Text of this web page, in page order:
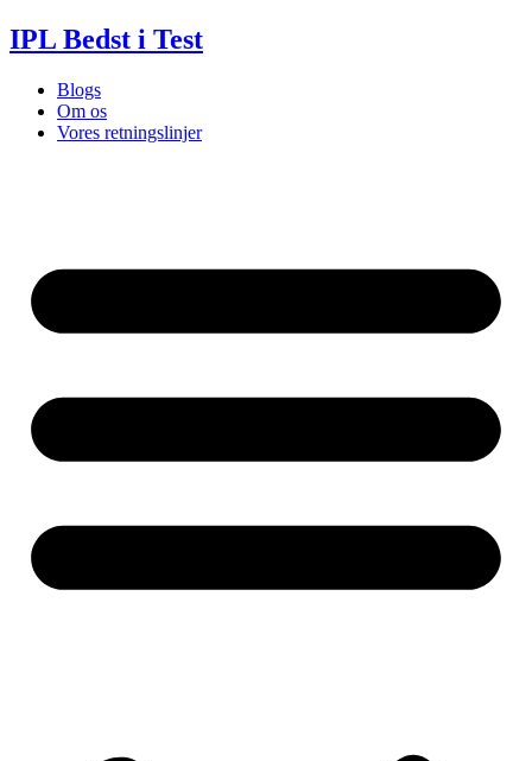
Videre
til
IPL Bedst i Test
Blogs
Om os
Vores retningslinjer